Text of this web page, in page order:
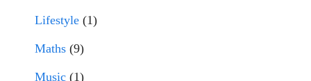
Lifestyle (1)
Maths (9)
Music (1)